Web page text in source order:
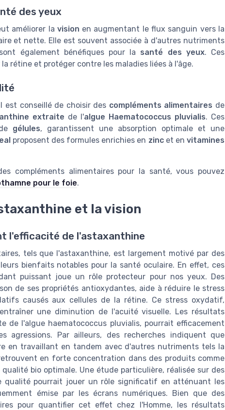
des yeux
améliorer la vision en augmentant le flux sanguin vers la
et nette. Elle est souvent associée à d'autres nutriments
également bénéfiques pour la santé des yeux. Ces
rétine et protéger contre les maladies liées à l'âge.
est conseillé de choisir des compléments alimentaires de
extraite de l'algue Haematococcus pluvialis. Ces
gélules, garantissent une absorption optimale et une
proposent des formules enrichies en zincet envitamines
compléments alimentaires pour la santé, vous pouvez
pour le foie.
et la vision
l'efficacité de l'astaxanthine
tels que l'astaxanthine, est largement motivé par des
bienfaits notables pour la santé oculaire. En effet, ces
puissant joue un rôle protecteur pour nos yeux. Des
de ses propriétés antioxydantes, aide à réduire le stress
causés aux cellules de la rétine. Ce stress oxydatif,
une diminution de l'acuité visuelle. Les résultats
de l'algue haematococcus pluvialis, pourrait efficacement
agressions. Par ailleurs, des recherches indiquent que
en travaillant en tandem avec d'autres nutriments tels la
en forte concentration dans des produits comme
bio optimale. Une étude particulière, réalisée sur des
qualité pourrait jouer un rôle significatif en atténuant les
émise par les écrans numériques. Bien que des
pour quantifier cet effet chez l'Homme, les résultats